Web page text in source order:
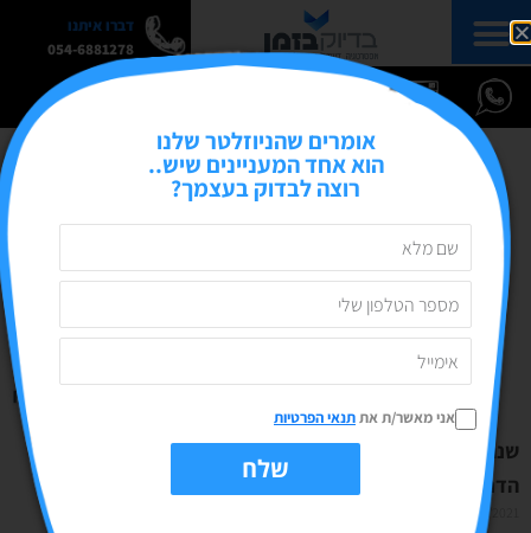
דברו איתנו
054-6881278
שנה טובה מאוד!
הדרינק עליך- הפלייליסט עלי!
29/08/2021
אומרים שהניוזלטר שלנו
הוא אחד המעניינים שיש..
רוצה לבדוק בעצמך?
אני מאשר/ת אתתנאי הפרטיות
שלח